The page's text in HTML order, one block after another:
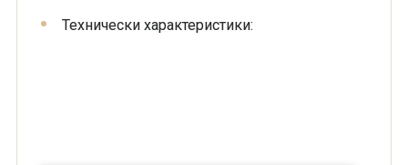
Технически характеристики: